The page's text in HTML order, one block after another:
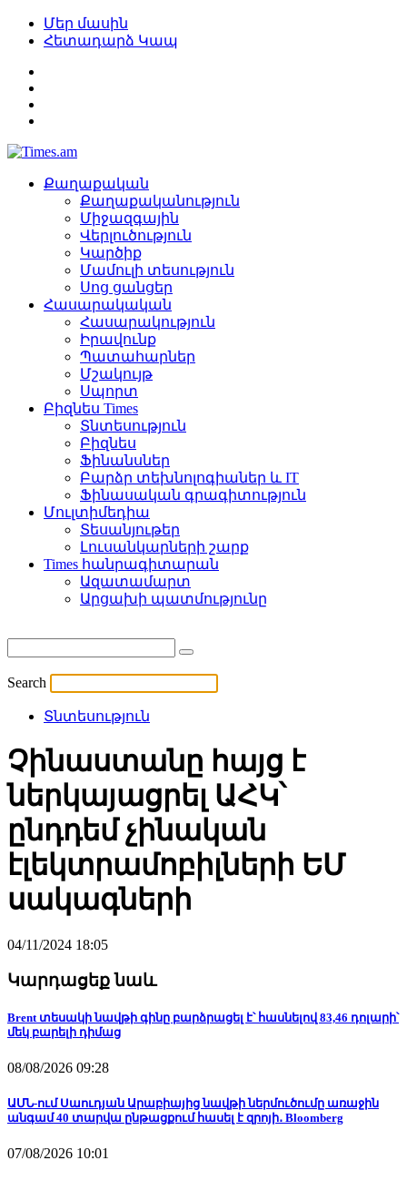
Մեր մասին
Հետադարձ Կապ
Քաղաքական
Քաղաքականություն
Միջազգային
Վերլուծություն
Կարծիք
Մամուլի տեսություն
Սոց ցանցեր
Հասարակական
Հասարակություն
Իրավունք
Պատահարներ
Մշակույթ
Սպորտ
Բիզնես Times
Տնտեսություն
Բիզնես
Ֆինանսներ
Բարձր տեխնոլոգիաներ և IT
Ֆինասական գրագիտություն
Մուլտիմեդիա
Տեսանյութեր
Լուսանկարների շարք
Times հանրագիտարան
Ազատամարտ
Արցախի պատմությունը
Search
Տնտեսություն
Չինաստանը հայց է
ներկայացրել ԱՀԿ՝
ընդդեմ չինական
էլեկտրամոբիլների ԵՄ
սակագների
04/11/2024 18:05
Կարդացեք նաև
Brent տեսակի նավթի գինը բարձրացել է՝ հասնելով 83,46 դոլարի՝
մեկ բարելի դիմաց
08/08/2026 09:28
ԱՄՆ-ում Սաուդյան Արաբիայից նավթի ներմուծումը առաջին
անգամ 40 տարվա ընթացքում հասել է զրոյի․ Bloomberg
07/08/2026 10:01